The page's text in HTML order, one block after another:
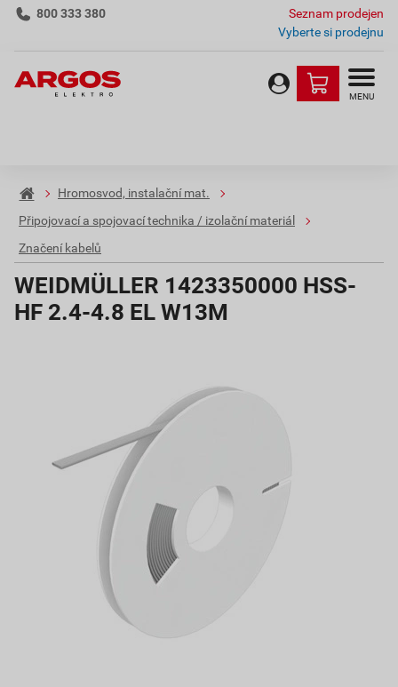
800 333 380
Seznam prodejen
Vyberte si prodejnu
MENU
Hromosvod, instalační mat.
Připojovací a spojovací technika / izolační materiál
Značení kabelů
WEIDMÜLLER 1423350000 HSS-
HF 2.4-4.8 EL W13M